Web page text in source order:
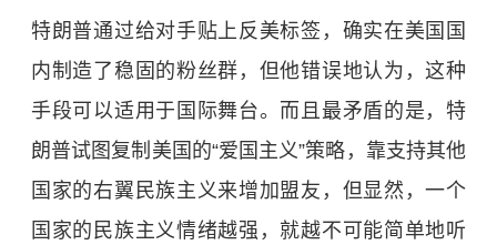
特朗普通过给对手贴上反美标签，确实在美国国
内制造了稳固的粉丝群，但他错误地认为，这种
手段可以适用于国际舞台。而且最矛盾的是，特
朗普试图复制美国的“爱国主义”策略，靠支持其他
国家的右翼民族主义来增加盟友，但显然，一个
国家的民族主义情绪越强，就越不可能简单地听